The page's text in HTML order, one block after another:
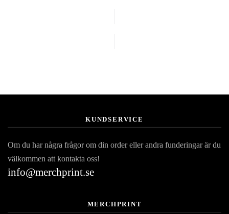
KUNDSERVICE
Om du har några frågor om din order eller andra funderingar är du
välkommen att kontakta oss!
info@merchprint.se
MERCHPRINT